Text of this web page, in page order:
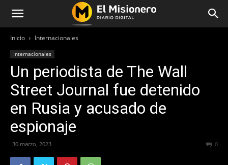
Inicio Internacionales
Internacionales
Un periodista de The Wall
Street Journal fue detenido
en Rusia y acusado de
espionaje
30 marzo, 2023 0